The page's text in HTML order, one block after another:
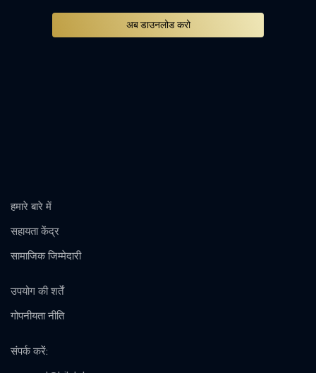
अब डाउनलोड करो
हमारे बारे में
सहायता केंद्र
सामाजिक जिम्मेदारी
उपयोग की शर्तें
गोपनीयता नीति
संपर्क करें: